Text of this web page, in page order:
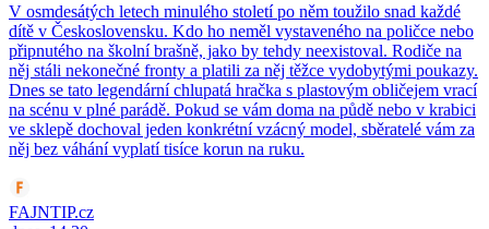
V osmdesátých letech minulého století po něm toužilo snad každé
dítě v Československu. Kdo ho neměl vystaveného na poličce nebo
připnutého na školní brašně, jako by tehdy neexistoval. Rodiče na
něj stáli nekonečné fronty a platili za něj těžce vydobytými poukazy.
Dnes se tato legendární chlupatá hračka s plastovým obličejem vrací
na scénu v plné parádě. Pokud se vám doma na půdě nebo v krabici
ve sklepě dochoval jeden konkrétní vzácný model, sběratelé vám za
něj bez váhání vyplatí tisíce korun na ruku.
FAJNTIP.cz